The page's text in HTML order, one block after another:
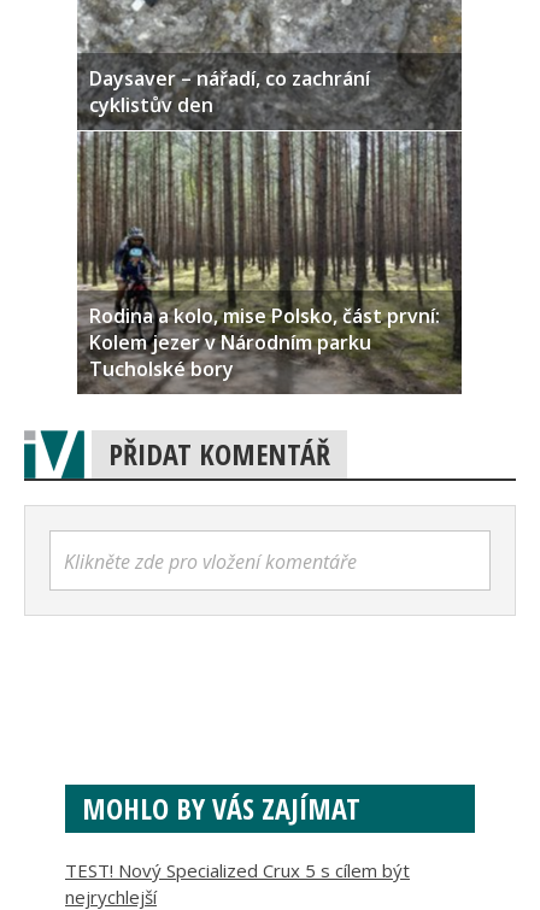
Daysaver – nářadí, co zachrání
cyklistův den
Rodina a kolo, mise Polsko, část první:
Kolem jezer v Národním parku
Tucholské bory
PŘIDAT KOMENTÁŘ
Klikněte zde pro vložení komentáře
MOHLO BY VÁS ZAJÍMAT
TEST! Nový Specialized Crux 5 s cílem být
nejrychlejší